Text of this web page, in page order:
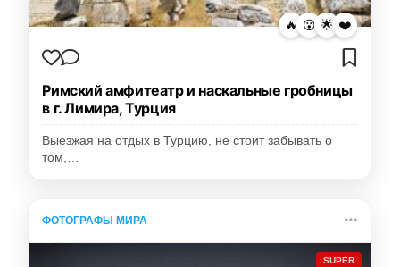
🔥 😮 🌟 ❤️
Римский амфитеатр и наскальные гробницы
в г. Лимира, Турция
Выезжая на отдых в Турцию, не стоит забывать о
том,…
ФОТОГРАФЫ МИРА
SUPER